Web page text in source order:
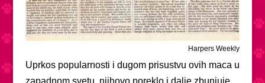
Harpers Weekly
Uprkos popularnosti i dugom prisustvu ovih maca u